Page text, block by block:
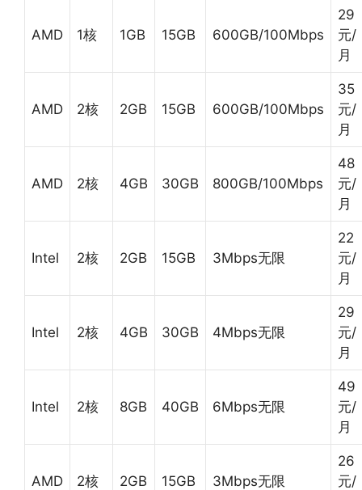
AMD 1核 1GB 15GB 600GB/100Mbps
29
元/
月
AMD 2核 2GB 15GB 600GB/100Mbps
35
元/
月
AMD 2核 4GB 30GB 800GB/100Mbps
48
元/
月
Intel 2核 2GB 15GB 3Mbps无限
22
元/
月
Intel 2核 4GB 30GB 4Mbps无限
29
元/
月
Intel 2核 8GB 40GB 6Mbps无限
49
元/
月
AMD 2核 2GB 15GB 3Mbps无限
26
元/